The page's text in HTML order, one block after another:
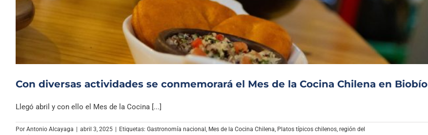
Archivo Sonoro
Con diversas actividades se conmemorará el Mes de la Cocina Chilena en Biobío
Llegó abril y con ello el Mes de la Cocina [...]
Por Antonio Alcayaga abril 3, 2025 Etiquetas: Gastronomía nacional , Mes de la Cocina Chilena, Platos típicos chilenos, región del